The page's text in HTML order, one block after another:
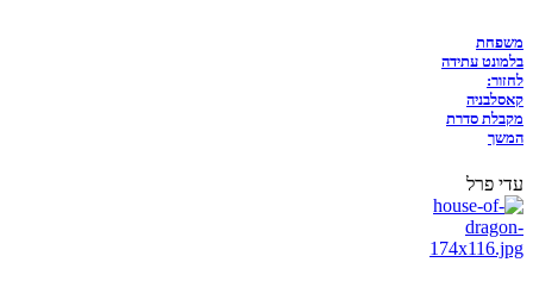
משפחת
בלמונט עתידה
לחזור:
קאסלבניה
מקבלת סדרת
המשך
עדי פרל